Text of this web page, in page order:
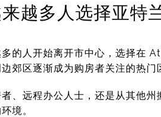
越多人选择亚特
的人开始离开市中心，选择在
郊区逐渐成为购房者关注的热门
、远程办公人士，还是从其他
境。